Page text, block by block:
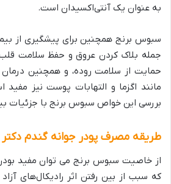
به عنوان یک آنتی‌اکسیدان است.
سبوس برنج همچنین برای پیشگیری از
جمله بلاک کردن عروق و حفظ سلامت
حمایت از سلامت روده، و همچنین
مانند اگزما و التهابات پوست نیز
بررسی این خواص سبوس برنج با جزئیات
طریقه مصرف پودر جوانه گندم
از خاصیت سبوس برنج می توان مفید
که سبب از بین رفتن اثر رادیکال‌های